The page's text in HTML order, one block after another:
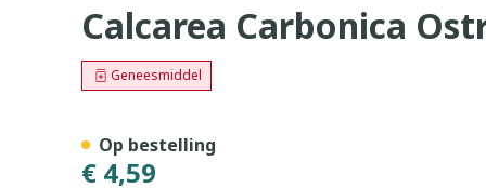
Xmk Gl Boiron
Calcarea Carbonica
Geneesmiddel
€ 4,59
Op bestelling